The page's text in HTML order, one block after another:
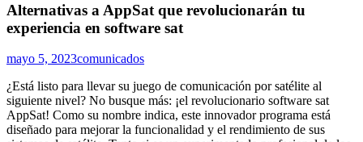
Alternativas a AppSat que revolucionarán tu
experiencia en software sat
mayo 5, 2023comunicados
¿Está listo para llevar su juego de comunicación por satélite al
siguiente nivel? No busque más: ¡el revolucionario software sat
AppSat! Como su nombre indica, este innovador programa está
diseñado para mejorar la funcionalidad y el rendimiento de sus